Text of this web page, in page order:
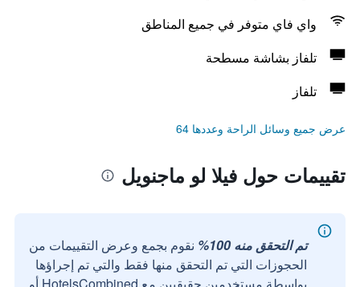
واي فاي متوفر في جميع المناطق
تلفاز بشاشة مسطحة
تلفاز
عرض جميع وسائل الراحة وعددها 64
تقييمات حول فيلا لو ماجنويل
تم التحقق منه 100%
نقوم بجمع وعرض التقييمات من
الحجوزات التي تم التحقق منها فقط والتي تم إجراؤها